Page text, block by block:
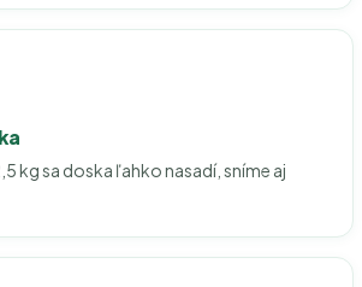
kg sa doska ľahko nasadí, sníme aj